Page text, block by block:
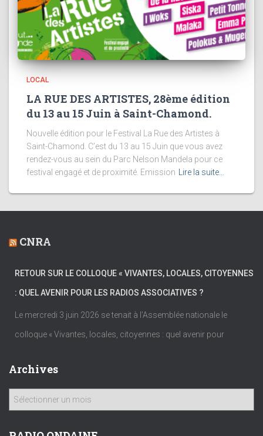
LOCAL
LA RUE DES ARTISTES, 28ème édition
du 13 au 15 Juin à Saint-Chamond.
Nouvelle édition pour le Festival La Rue des Artistes à
Saint-Chamond. C’est du 13 au 15 Juin que vous avez
rendez-vous au sein du Parc Nelson Mandela pour ce
festival engagé et de proximité. Emission
Lire la suite…
CNRA
RETOUR SUR LE COLLOQUE « VIVANTES, LOCALES, CITOYENNES
: QUEL AVENIR POUR LES RADIOS ASSOCIATIVES ?
Le mercredi 3 juin 2026 se tenait à l’Assemblée nationale le
colloque « Vivantes, locales, citoyennes : quel avenir pour
Archives
h